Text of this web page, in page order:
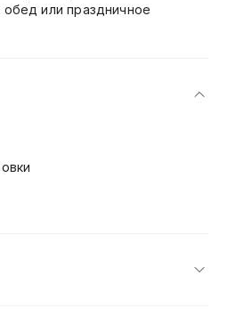
или праздничное